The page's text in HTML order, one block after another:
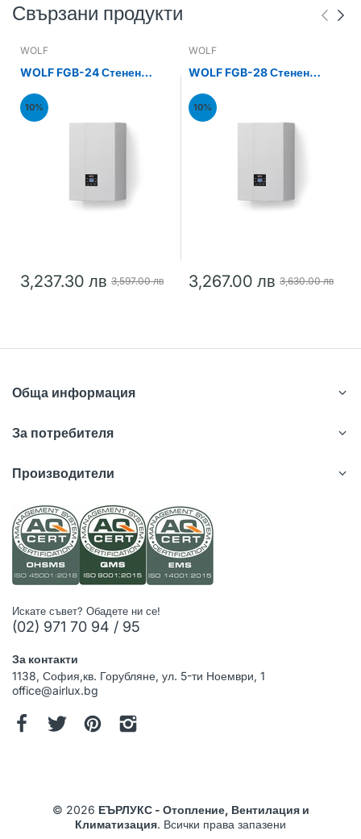
Свързани продукти
WOLF
WOLF FGB-24 Стенен
24kW
10%
3,237.30 лв 3,597.00 лв
WOLF
WOLF FGB-28 Стенен
28kW
10%
3,267.00 лв 3,630.00 лв
Обща информация
За потребителя
Производители
Искате съвет? Обадете ни се!
(02) 971 70 94 / 95
За контакти
1138, София,кв. Горубляне, ул. 5-ти Ноември, 1
office@airlux.bg
© 2026 ЕЪРЛУКС - Отопление, Вентилация и
Климатизация. Всички права запазени